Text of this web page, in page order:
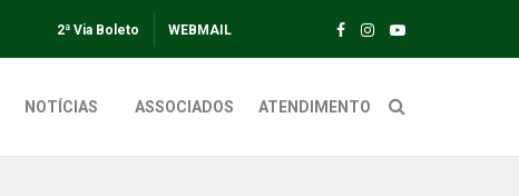
2ª Via Boleto WEBMAIL
NOTÍCIAS ASSOCIADOS ATENDIMENTO